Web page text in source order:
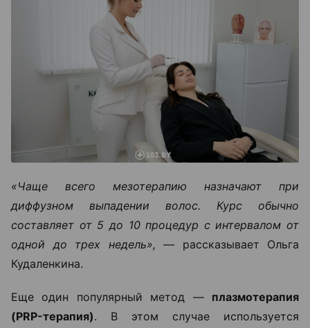
«Чаще всего мезотерапию назначают при
диффузном выпадении волос. Курс обычно
составляет от 5 до 10 процедур с интервалом от
одной до трех недель», — рассказывает Ольга
Кудаленкина.
Еще один популярный метод — плазмотерапия
(PRP-терапия). В этом случае используется